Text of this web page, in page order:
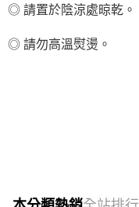
◎請置於陰涼處晾乾。
◎請勿高溫熨燙。